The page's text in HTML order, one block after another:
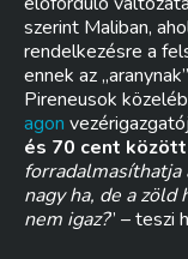
szerint Maliban,
rendelkezésre a
ennek az
Pireneusok
agon
és 70 cent
nagy ha, de a
nem igaz?” – teszi